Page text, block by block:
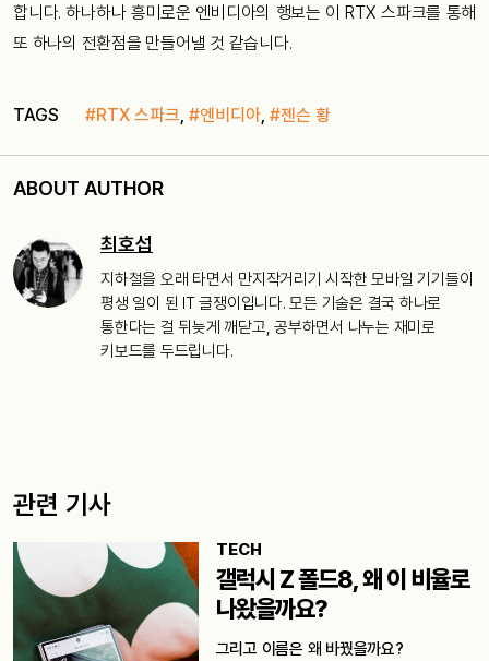
합니다. 하나하나 흥미로운 엔비디아의 행보는 이 RTX 스파크를 통해
또 하나의 전환점을 만들어낼 것 같습니다.
TAGS #RTX 스파크, #엔비디아, #젠슨 황
ABOUT AUTHOR
최호섭
지하철을 오래 타면서 만지작거리기 시작한 모바일 기기들이
평생 일이 된 IT 글쟁이입니다. 모든 기술은 결국 하나로
통한다는 걸 뒤늦게 깨닫고, 공부하면서 나누는 재미로
키보드를 두드립니다.
관련 기사
TECH
갤럭시 Z 폴드8, 왜 이 비율로
나왔을까요?
그리고 이름은 왜 바꿨을까요?